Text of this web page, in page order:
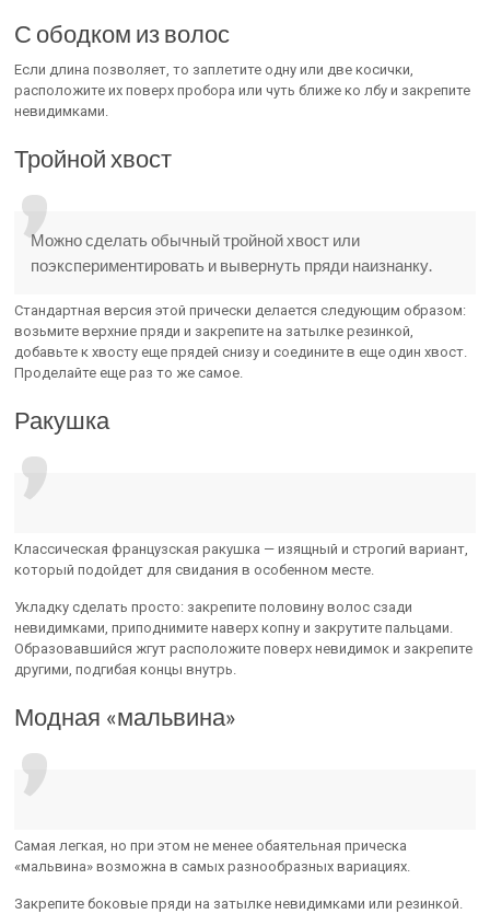
С ободком из волос
Если длина позволяет, то заплетите одну или две косички,
расположите их поверх пробора или чуть ближе ко лбу и закрепите
невидимками.
Тройной хвост
Можно сделать обычный тройной хвост или
поэкспериментировать и вывернуть пряди наизнанку.
Стандартная версия этой прически делается следующим образом:
возьмите верхние пряди и закрепите на затылке резинкой,
добавьте к хвосту еще прядей снизу и соедините в еще один хвост.
Проделайте еще раз то же самое.
Ракушка
Классическая французская ракушка — изящный и строгий вариант,
который подойдет для свидания в особенном месте.
Укладку сделать просто: закрепите половину волос сзади
невидимками, приподнимите наверх копну и закрутите пальцами.
Образовавшийся жгут расположите поверх невидимок и закрепите
другими, подгибая концы внутрь.
Модная «мальвина»
Самая легкая, но при этом не менее обаятельная прическа
«мальвина» возможна в самых разнообразных вариациях.
Закрепите боковые пряди на затылке невидимками или резинкой.